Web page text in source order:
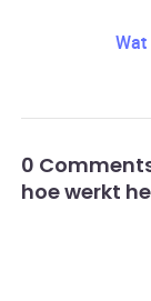
0
hoe werkt